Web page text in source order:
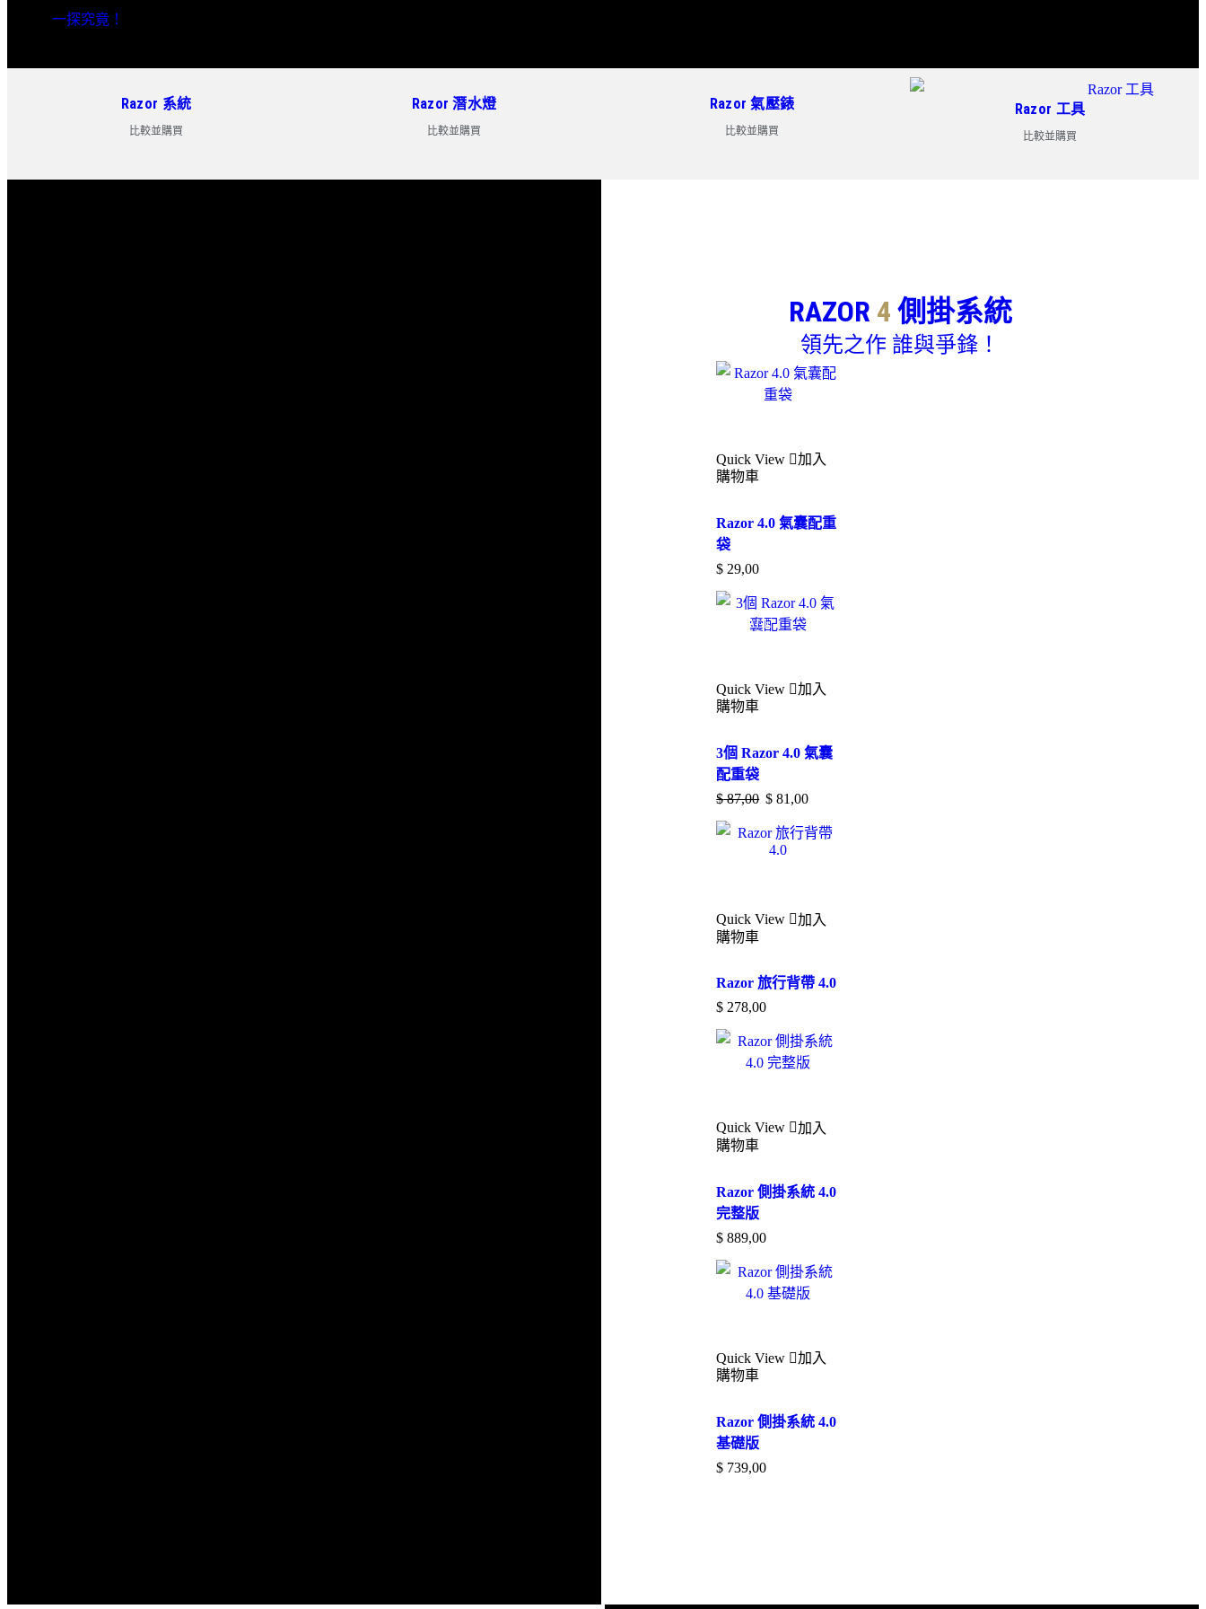
一探究竟！
Razor 系統
比較並購買
Razor 潛水燈
比較並購買
Razor 氣壓錶
比較並購買
Razor 工具
比較並購買
RAZOR 4 側掛系統
領先之作 誰與爭鋒！
Quick View
加入
購物車
Razor 4.0 氣囊配重
袋
$ 29,00
SALE
Quick View
加入
購物車
3個 Razor 4.0 氣囊
配重袋
$87,00 $ 81,00
Quick View
加入
購物車
Razor 旅行背帶 4.0
$ 278,00
Quick View
加入
購物車
Razor 側掛系統 4.0
完整版
$ 889,00
Quick View
加入
購物車
Razor 側掛系統 4.0
基礎版
$ 739,00